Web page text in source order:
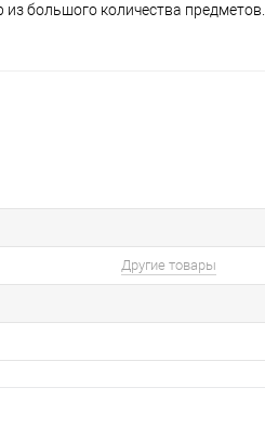
из большого количества предметов.
Другие товары